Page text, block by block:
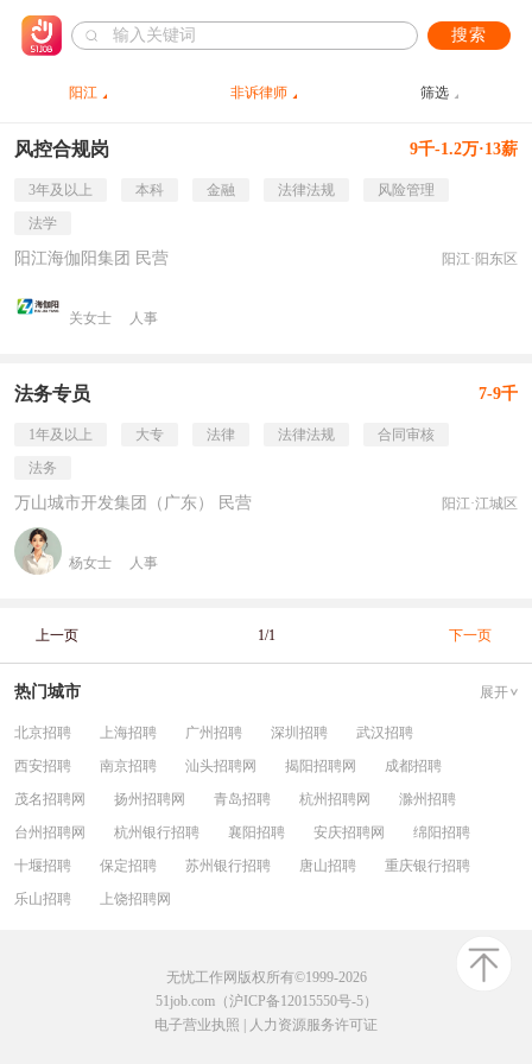
搜索
阳江 非诉律师 筛选
风控合规岗 9千-1.2万·13薪
3年及以上 本科 金融 法律法规
风险管理
法学
阳江海伽阳集团 民营 阳江·阳东区
关女士 人事
法务专员 7-9千
1年及以上 大专 法律 法律法规
合同审核
法务
万山城市开发集团（广东） 民营 阳江·江城区
杨女士 人事
上一页 1/1 下一页
热门城市 展开
北京招聘 上海招聘 广州招聘 深圳招聘
武汉招聘
西安招聘
南京招聘 汕头招聘网 揭阳招聘网
成都招聘
茂名招聘网
扬州招聘网 青岛招聘 杭州招聘网
滁州招聘
台州招聘网
杭州银行招聘 襄阳招聘 安庆招聘网
绵阳招聘
十堰招聘
保定招聘 苏州银行招聘 唐山招聘
重庆银行招聘
乐山招聘
上饶招聘网
无忧工作网版权所有©1999-2026
51job.com（沪ICP备12015550号-5）
电子营业执照
人力资源服务许可证